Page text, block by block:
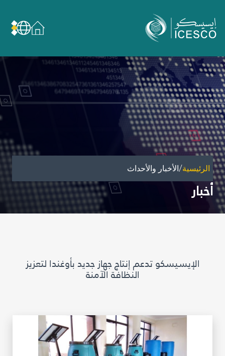
عن الإيسيسكو
الحوكمة
مجال عملنا
مجالات الخبرة
الأمانة العامة للجان الوطنية والمؤتمرات
الشراكات
تأثيرنا
أهداف التنمية المستدامة
متاحف ومعارض
آخر الأخبار
وسائل التواصل الاجتماعي للإيسيسكو
الرئيسية/الأخبار والأحداث
أخبار
الإيسيسكو تدعم إنتاج جهاز جديد بأوغندا لتعزيز
النظافة الآمنة